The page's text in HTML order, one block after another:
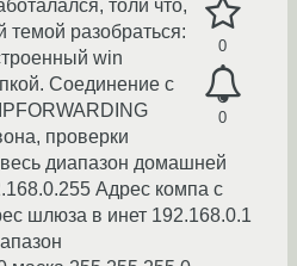
0
0
толи что,
темой разобраться:
win
Соединение с
проверки
диапазон домашней
Адрес компа с
шлюза в инет 192.168.0.1